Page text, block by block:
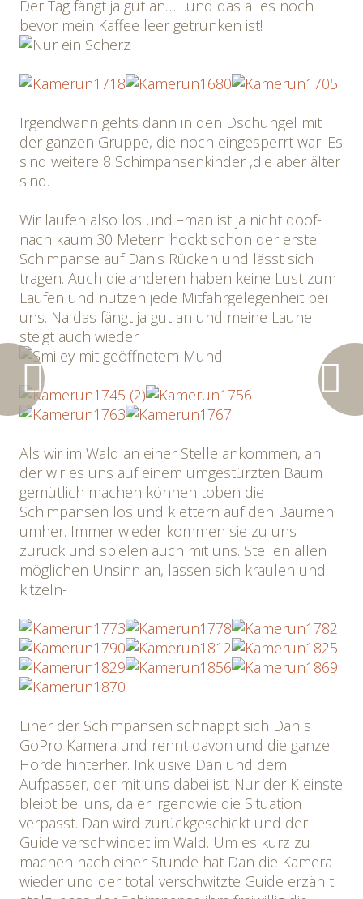
Der Tag fängt ja gut an……und das alles noch
bevor mein Kaffee leer getrunken ist!
Irgendwann gehts dann in den Dschungel mit
der ganzen Gruppe, die noch eingesperrt war. Es
sind weitere 8 Schimpansenkinder ,die aber älter
sind.
Wir laufen also los und –man ist ja nicht doof-
nach kaum 30 Metern hockt schon der erste
Schimpanse auf Danis Rücken und lässt sich
tragen. Auch die anderen haben keine Lust zum
Laufen und nutzen jede Mitfahrgelegenheit bei
uns. Na das fängt ja gut an und meine Laune
steigt auch wieder
Als wir im Wald an einer Stelle ankommen, an
der wir es uns auf einem umgestürzten Baum
gemütlich machen können toben die
Schimpansen los und klettern auf den Bäumen
umher. Immer wieder kommen sie zu uns
zurück und spielen auch mit uns. Stellen allen
möglichen Unsinn an, lassen sich kraulen und
kitzeln-
Einer der Schimpansen schnappt sich Dan s
GoPro Kamera und rennt davon und die ganze
Horde hinterher. Inklusive Dan und dem
Aufpasser, der mit uns dabei ist. Nur der Kleinste
bleibt bei uns, da er irgendwie die Situation
verpasst. Dan wird zurückgeschickt und der
Guide verschwindet im Wald. Um es kurz zu
machen nach einer Stunde hat Dan die Kamera
wieder und der total verschwitzte Guide erzählt